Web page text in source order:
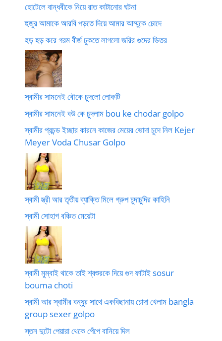
হোটেলে বান্ধবীকে নিয়ে রাত কাটানোর ঘটনা
হুজুর আমাকে আরবি পড়তে দিয়ে আমার আম্মুকে চোদে
হড় হড় করে গরম বীর্জ ঢুকতে লাগলো জরির গুদের ভিতর
স্বামীর সামনেই বৌকে চুদলো লোকটি
স্বামীর সামনেই বউ কে চুদলাম bou ke chodar golpo
স্বামীর প্রচন্ড ইচ্ছার কারনে কাজের মেয়ের ভোদা চুদে নিল Kejer
Meyer Voda Chusar Golpo
স্বামী স্ত্রী আর তৃতীয় ব্যাক্তি মিলে গ্রুপ চুদাচুদির কাহিনি
স্বামী সোহাগ বঞ্চিত মেয়েটা
স্বামী মুম্বাই থাকে তাই শ্বশুরকে দিয়ে গুদ ফাটাই sosur
bouma choti
স্বামী আর স্বামীর বন্ধুর সাথে একবিছানায় চোদা খেলাম bangla
group sexer golpo
স্তন দুটো পেয়ারা থেকে পেঁপে বানিয়ে দিল